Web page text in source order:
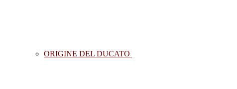
ORIGINE DEL DUCATO